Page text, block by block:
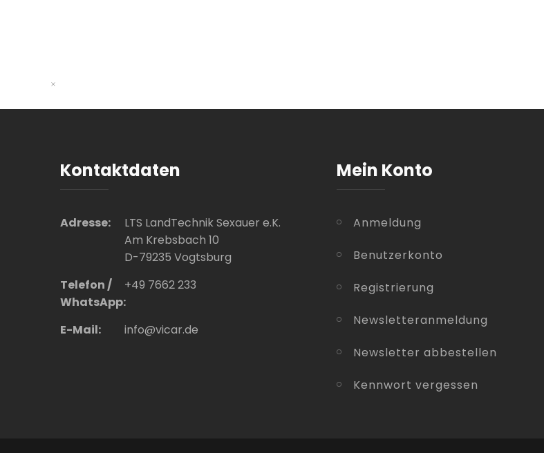
Kontaktdaten
Adresse:
LTS LandTechnik Sexauer e.K.
Am Krebsbach 10
D-79235 Vogtsburg
Telefon /
WhatsApp:
+49 7662 233
E-Mail: info@vicar.de
Mein Konto
Anmeldung
Benutzerkonto
Registrierung
Newsletteranmeldung
Newsletter abbestellen
Kennwort vergessen